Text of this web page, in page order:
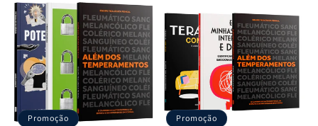
Raizes
da
Alma
|
O
Vício
Agradar
Raizes
da
Alma
|
O
Vício
de
Agradar
Quarto
de
Guerra
Livro
+
Devocional
Quarto
de
Guerra
|
Livro
+
Devocional
Promoção Promoção